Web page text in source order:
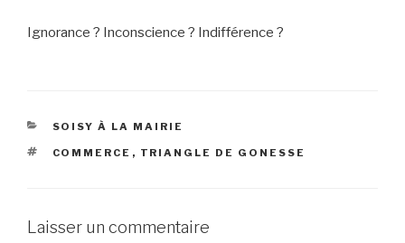
Ignorance ? Inconscience ? Indifférence ?
CATÉGORIES
SOISY À LA MAIRIE
ÉTIQUETTES
COMMERCE , TRIANGLE DE GONESSE
Laisser un commentaire